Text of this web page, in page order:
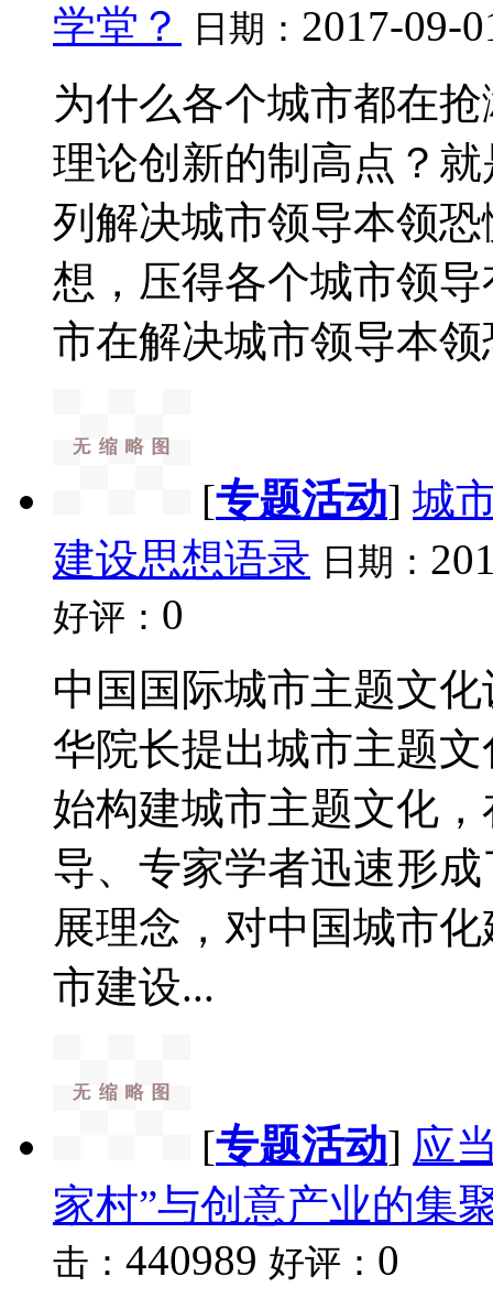
学堂？
日期： 2017-09-
为什么各个城市都在
理论创新的制高点？
列解决城市领导本领
想，压得各个城市领
市在解决城市领导本
[专题活动] 城
建设思想语录 日期：
好评： 0
中国国际城市主题文
华院长提出城市主题
始构建城市主题文化
导、专家学者迅速形
展理念，对中国城市
市建设...
[专题活动] 应
家村”与创意产业的集
击： 440989 好评： 0